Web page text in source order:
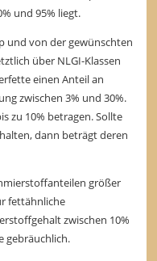
und 95% liegt.
und von der gewünschten
über NLGI-Klassen
einen Anteil an
zwischen 3% und 30%.
zu 10% betragen. Sollte
dann beträgt deren
größer
fettähnliche
zwischen 10%
gebräuchlich.